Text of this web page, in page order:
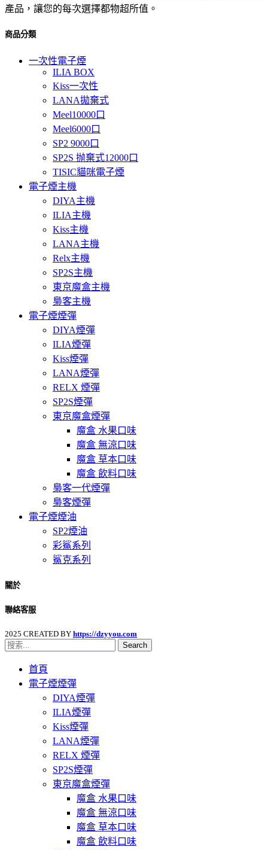
產品，讓您的每次選擇都物超所值。
商品分類
一次性電子煙
ILIA BOX
Kiss一次性
LANA拋棄式
Meel10000口
Meel6000口
SP2 9000口
SP2S 抛棄式12000口
TISIC貓咪電子煙
電子煙主機
DIYA主機
ILIA主機
Kiss主機
LANA主機
Relx主機
SP2S主機
東京魔盒主機
梟客主機
電子煙煙彈
DIYA煙彈
ILIA煙彈
Kiss煙彈
LANA煙彈
RELX 煙彈
SP2S煙彈
東京魔盒煙彈
魔盒 水果口味
魔盒 無涼口味
魔盒 草本口味
魔盒 飲料口味
梟客一代煙彈
梟客煙彈
電子煙煙油
SP2煙油
彩鯊系列
鯊克系列
關於
聯絡客服
2025 CREATED BY https://dzyyou.com
Search
首頁
電子煙煙彈
DIYA煙彈
ILIA煙彈
Kiss煙彈
LANA煙彈
RELX 煙彈
SP2S煙彈
東京魔盒煙彈
魔盒 水果口味
魔盒 無涼口味
魔盒 草本口味
魔盒 飲料口味